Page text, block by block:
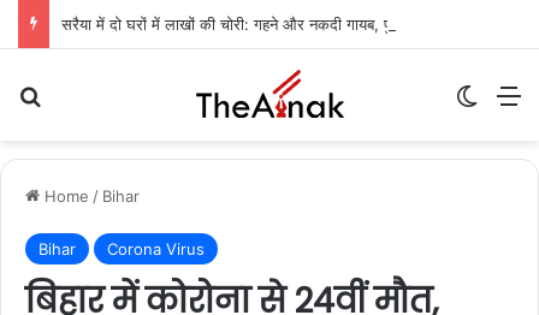
सरैया में दो घरों में लाखों की चोरी: गहने और नकदी गायब, पुलिस जांच में जुटी
Home / Bihar
Bihar Corona Virus
बिहार में कोरोना से 24वीं मौत,